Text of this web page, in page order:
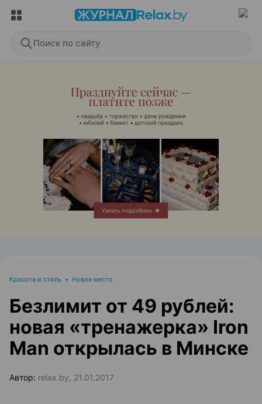
Поиск по сайту
ЭФФЕКТИВНАЯ РЕКЛАМА НА САЙТЕ
Красота и стиль • Новое место
Безлимит от 49 рублей:
новая «тренажерка» Iron
Man открылась в Минске
Автор: relax.by, 21.01.2017